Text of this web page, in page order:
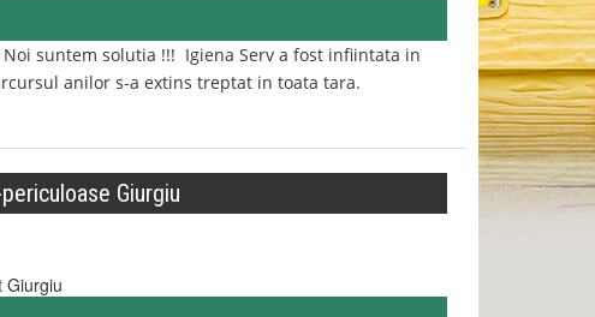
suntem solutia !!! Igiena Serv a fost infiintata in
anilor s-a extins treptat in toata tara.
Giurgiu
Giurgiu